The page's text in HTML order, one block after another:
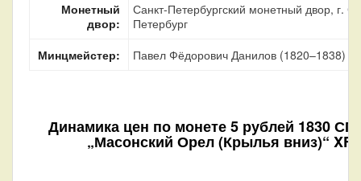
Монетный
двор:
Санкт-Петербургский монетный двор, г.
Петербург
Минцмейстер:
Павел Фёдорович Данилов (1820–1838)
Динамика цен по монете5 рублей 1830
„Масонский Орел (Крылья вниз)“ XF